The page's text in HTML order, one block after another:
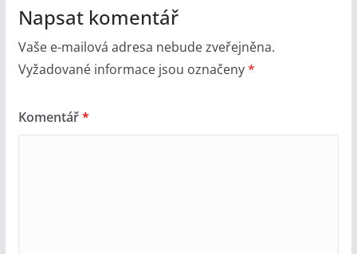
Napsat komentář
Vaše e-mailová adresa nebude zveřejněna.
Vyžadované informace jsou označeny*
Komentář*